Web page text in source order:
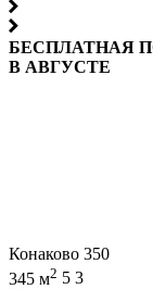
БЕСПЛАТНАЯ
В АВГУСТЕ
Конаково 350
345 м2 5 3